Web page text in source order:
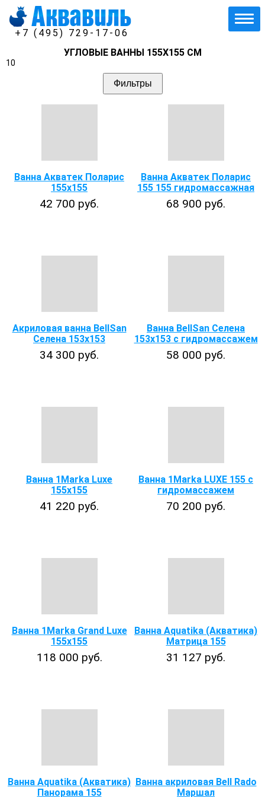
+7 (495) 729-17-06
УГЛОВЫЕ ВАННЫ 155Х155 СМ
10
Фильтры
Ванна Акватек Поларис
155х155
42 700 руб.
Ванна Акватек Поларис
155 155 гидромассажная
68 900 руб.
Акриловая ванна BellSan
Селена 153х153
34 300 руб.
Ванна BellSan Селена
153x153 с гидромассажем
58 000 руб.
Ванна 1Marka Luxe
155х155
41 220 руб.
Ванна 1Marka LUXE 155 с
гидромассажем
70 200 руб.
Ванна 1Marka Grand Luxe
155х155
118 000 руб.
Ванна Aquatika (Акватика)
Матрица 155
31 127 руб.
Ванна Aquatika (Акватика)
Панорама 155
Ванна акриловая Bell Rado
Маршал